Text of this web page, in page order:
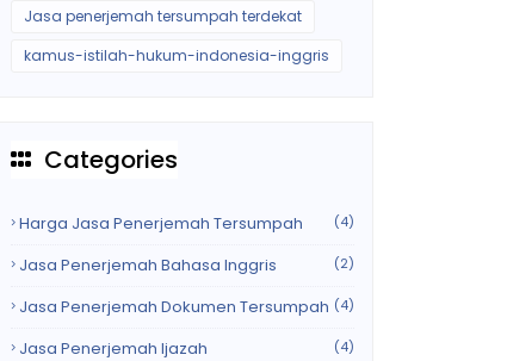
Jasa penerjemah tersumpah terdekat
kamus-istilah-hukum-indonesia-inggris
Categories
Harga Jasa Penerjemah Tersumpah (4)
Jasa Penerjemah Bahasa Inggris (2)
Jasa Penerjemah Dokumen Tersumpah (4)
Jasa Penerjemah Ijazah (4)